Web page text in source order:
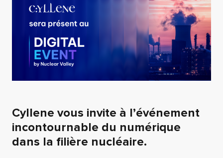
Cyllene vous invite à l’événement
incontournable du numérique
dans la filière nucléaire.